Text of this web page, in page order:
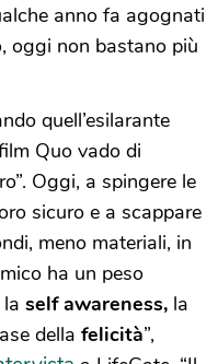
anno fa agognati
oggi non bastano più
quell’esilarante
Quo vado di
Oggi, a spingere le
sicuro e a scappare
meno materiali, in
ha un peso
self awareness, la
della felicità”,